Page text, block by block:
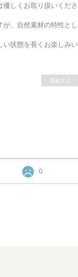
優しくお取り扱いくださ
が、自然素材の特性とし
い状態を長くお楽しみい
通報する
0